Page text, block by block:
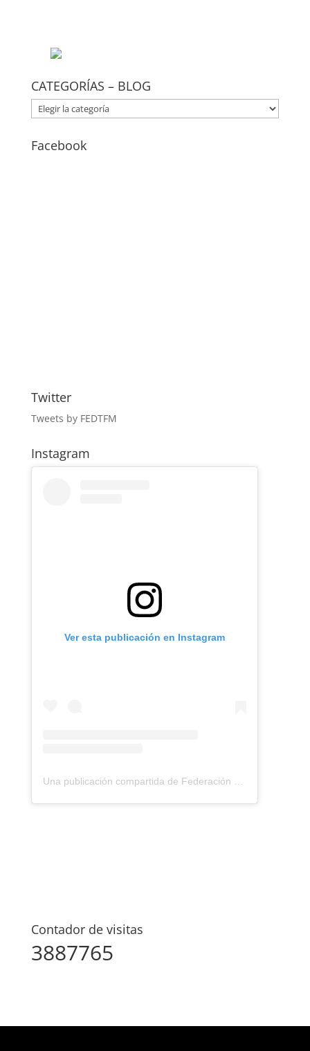
CATEGORÍAS – BLOG
CATEGORÍAS
–
Facebook
Twitter
Tweets by FEDTFM
Instagram
Ver esta publicación en Instagram
Una publicación compartida de Federación Montañismo Tenerife (@federacion_montanismo_tenerife)
Contador de visitas
3887765